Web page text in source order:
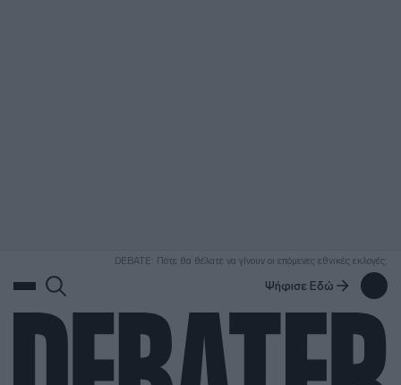
DEBATE: Πότε θα θέλατε να γίνουν οι επόμενες εθνικές εκλογές;
Ψήφισε Εδώ